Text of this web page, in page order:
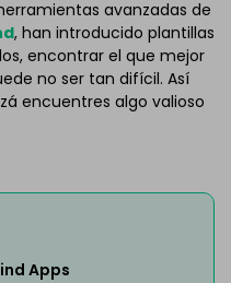
avanzadas de
, han introducido plantillas
encontrar el que mejor
no ser tan difícil. Así
encuentres algo valioso
Apps